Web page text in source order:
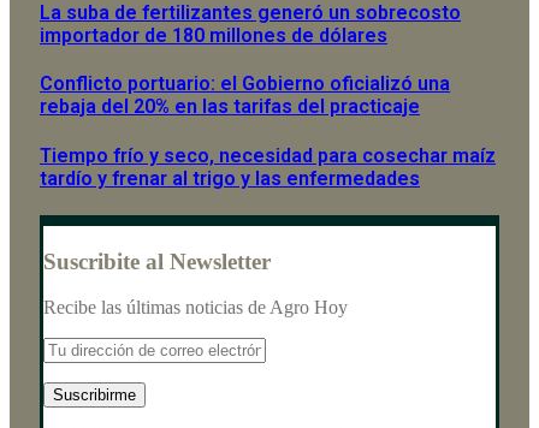
La suba de fertilizantes generó un sobrecosto
importador de 180 millones de dólares
Conflicto portuario: el Gobierno oficializó una
rebaja del 20% en las tarifas del practicaje
Tiempo frío y seco, necesidad para cosechar maíz
tardío y frenar al trigo y las enfermedades
Suscribite al Newsletter
Recibe las últimas noticias de Agro Hoy